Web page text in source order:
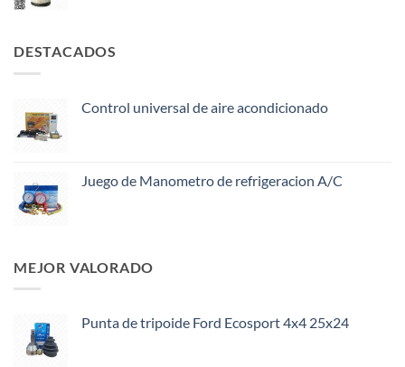
DESTACADOS
Control universal de aire acondicionado
Juego de Manometro de refrigeracion A/C
MEJOR VALORADO
Punta de tripoide Ford Ecosport 4x4 25x24